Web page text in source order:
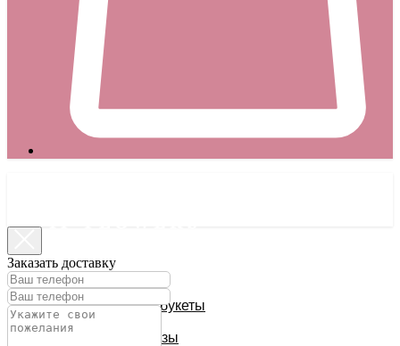
РОЗЫ
Небольшие букеты
25 роз
Кустовые розы
Заказать доставку